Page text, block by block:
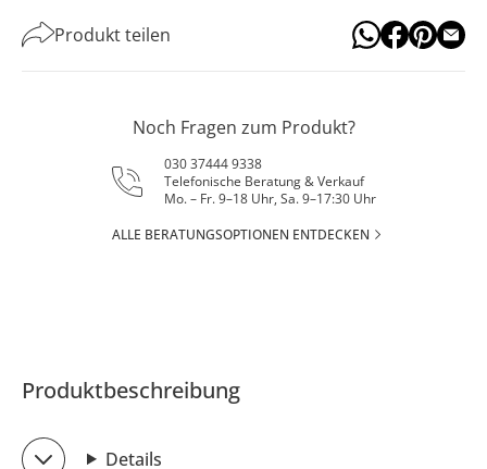
Produkt teilen
Noch Fragen zum Produkt?
030 37444 9338
Telefonische Beratung & Verkauf
Mo. – Fr. 9–18 Uhr, Sa. 9–17:30 Uhr
ALLE BERATUNGSOPTIONEN ENTDECKEN
Produktbeschreibung
Details